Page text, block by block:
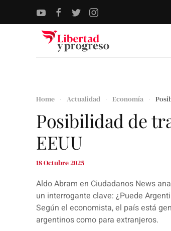
Skip to main content
Home Actualidad Economía
Posibilidad de
EEUU
18 Octubre 2025
Aldo Abram en Ciudadanos News
un interrogante clave: ¿Puede
Según el economista, el país está
argentinos como para extranjeros.